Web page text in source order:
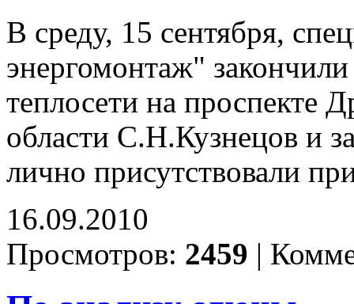
В среду, 15 сентября,
энергомонтаж"
теплосети на проспекте
области С.Н.Кузнецов и
лично присутствовали
16.09.2010
Просмотров: 2459 |